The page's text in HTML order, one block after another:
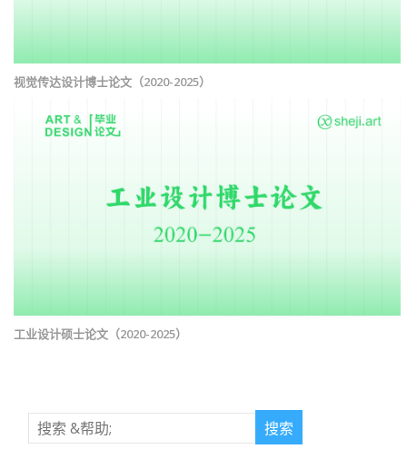
视觉传达设计博士论文（2020-2025）
工业设计硕士论文（2020-2025）